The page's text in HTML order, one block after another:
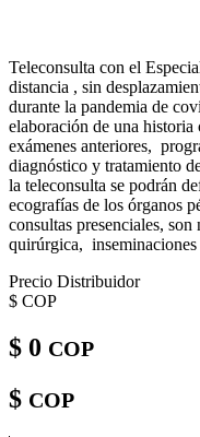
Teleconsulta con el
distancia , sin
durante la pandemia de
elaboración de una
exámenes anteriores,
diagnóstico y tratamiento
la teleconsulta se podrán
ecografías de los órganos
consultas presenciales,
quirúrgica,
Precio Distribuidor
$ COP
$ 0 COP
$ COP